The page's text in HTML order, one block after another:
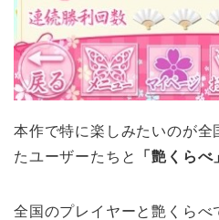
本作で特に楽しみたいのが全
たユーザーたちと
「艶くらべ
全国のプレイヤーと艶くらべ